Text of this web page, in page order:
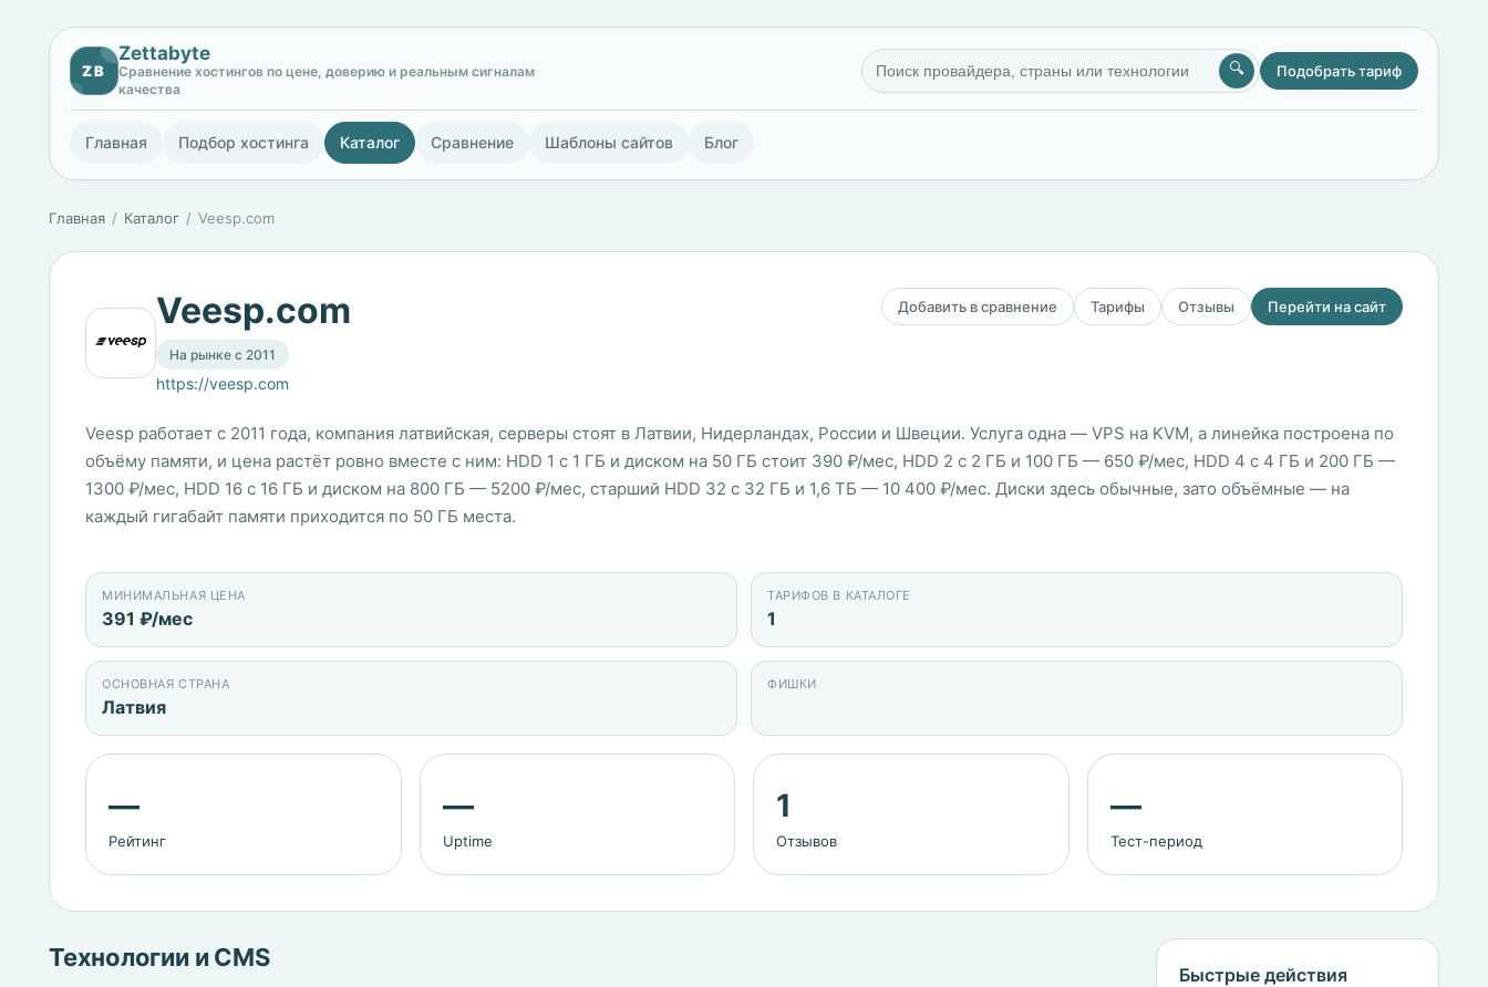
ZB
Zettabyte
Сравнение хостингов по цене, доверию и реальным сигналам
качества
🔍 Подобрать тариф
Главная Подбор хостинга Каталог Сравнение Шаблоны сайтов Блог
Главная Каталог Veesp.com
Veesp.com
На рынке с 2011
https://veesp.com
Добавить в сравнение Тарифы Отзывы Перейти на сайт
Veesp работает с 2011 года, компания латвийская, серверы стоят в Латвии, Нидерландах, России и Швеции. Услуга одна — VPS на KVM, а линейка построена по
объёму памяти, и цена растёт ровно вместе с ним: HDD 1 с 1 ГБ и диском на 50 ГБ стоит 390 ₽/мес, HDD 2 с 2 ГБ и 100 ГБ — 650 ₽/мес, HDD 4 с 4 ГБ и 200 ГБ —
1300 ₽/мес, HDD 16 с 16 ГБ и диском на 800 ГБ — 5200 ₽/мес, старший HDD 32 с 32 ГБ и 1,6 ТБ — 10 400 ₽/мес. Диски здесь обычные, зато объёмные — на
каждый гигабайт памяти приходится по 50 ГБ места.
МИНИМАЛЬНАЯ ЦЕНА
391 ₽/мес
ТАРИФОВ В КАТАЛОГЕ
1
ОСНОВНАЯ СТРАНА
Латвия
ФИШКИ
—
Рейтинг
—
Uptime
1
Отзывов
—
Тест-период
Технологии и CMS
Быстрые действия